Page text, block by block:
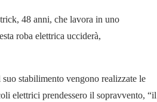
48 anni, che lavora in uno
roba elettrica ucciderà,
stabilimento vengono realizzate le
elettrici prendessero il sopravvento, “il